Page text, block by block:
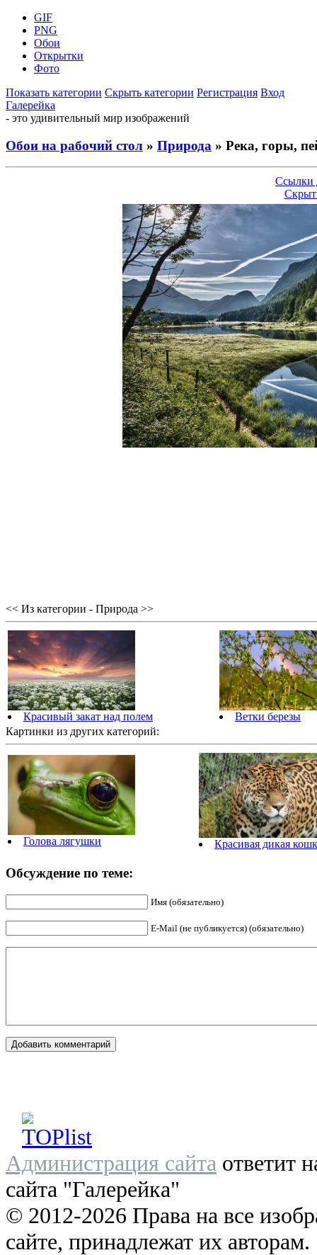
GIF
PNG
Обои
Открытки
Фото
Показать категории Скрыть категории Регистрация Вход
Галерейка
- это удивительный мир изображений
Обои на рабочий стол » Природа » Река, горы,
Ссылки
<< Из категории - Природа >>
Красивый закат над полем
Ветки березы
Картинки из других категорий:
Голова лягушки Красивая дикая
Обсуждение по теме:
Имя (обязательно)
E-Mail (не публикуется) (обязательно)
Администрация сайта ответит
сайта "Галерейка"
© 2012-2026 Права на все
сайте, принадлежат их авторам.